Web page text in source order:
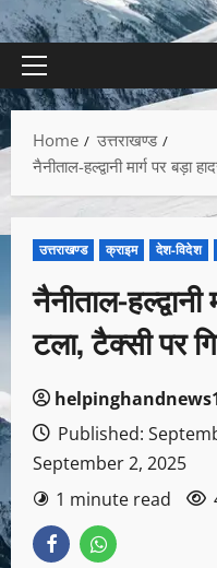
Home
उत्तराखण्ड
नैनीताल-हल्द्वानी मार्ग पर बड़ा
उत्तराखण्ड क्राइम देश-विदेश
नैनीताल-हल्द्वानी
टला, टैक्सी पर
Published:
September 2, 2025
1 minute read